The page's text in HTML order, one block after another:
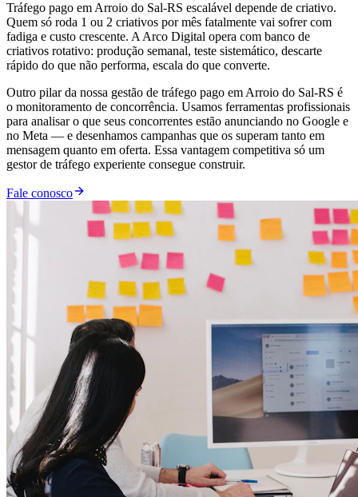
Tráfego pago em Arroio do Sal-RS escalável depende de criativo.
Quem só roda 1 ou 2 criativos por mês fatalmente vai sofrer com
fadiga e custo crescente. A Arco Digital opera com banco de
criativos rotativo: produção semanal, teste sistemático, descarte
rápido do que não performa, escala do que converte.
Outro pilar da nossa gestão de tráfego pago em Arroio do Sal-RS é
o monitoramento de concorrência. Usamos ferramentas profissionais
para analisar o que seus concorrentes estão anunciando no Google e
no Meta — e desenhamos campanhas que os superam tanto em
mensagem quanto em oferta. Essa vantagem competitiva só um
gestor de tráfego experiente consegue construir.
Fale conosco